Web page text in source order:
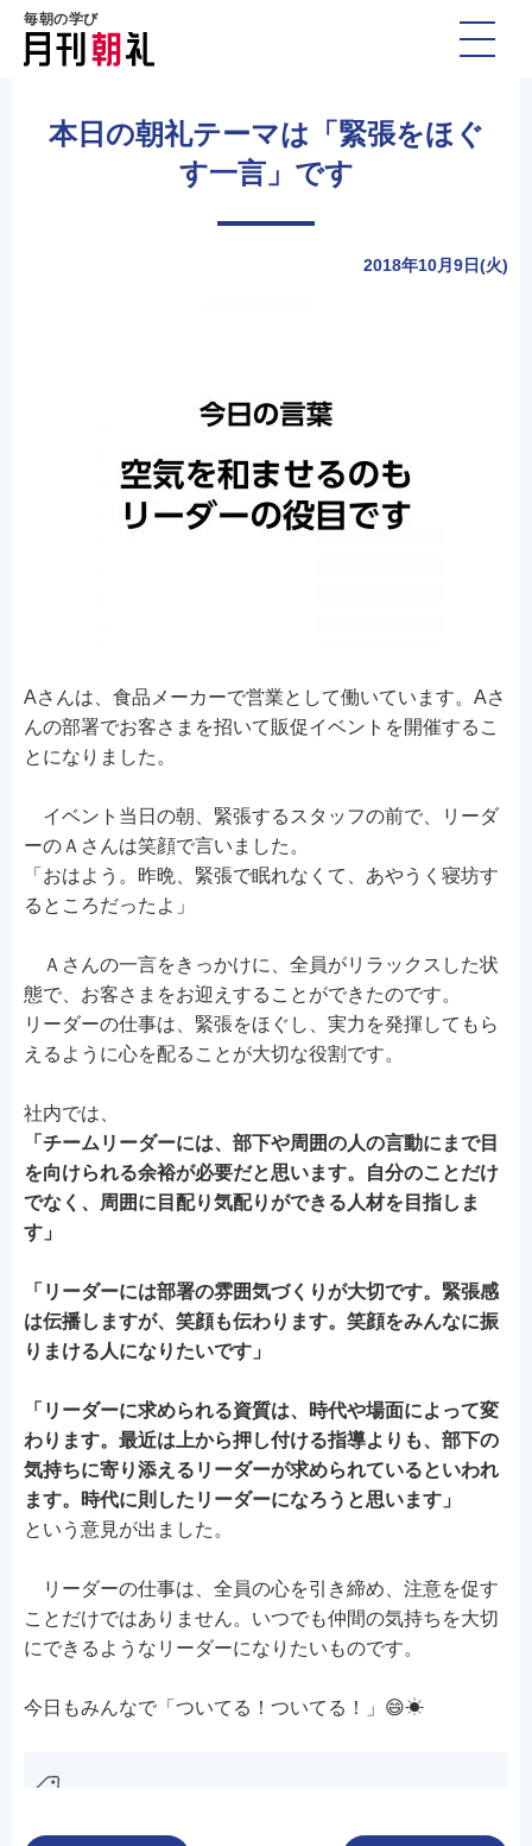
毎朝の学び
本日の朝礼テーマは「緊張をほぐ
す一言」です
2018年10月9日(火)
Aさんは、食品メーカーで営業として働いています。Aさ
んの部署でお客さまを招いて販促イベントを開催するこ
とになりました。
イベント当日の朝、緊張するスタッフの前で、リーダ
ーのＡさんは笑顔で言いました。
「おはよう。昨晩、緊張で眠れなくて、あやうく寝坊す
るところだったよ」
Ａさんの一言をきっかけに、全員がリラックスした状
態で、お客さまをお迎えすることができたのです。
リーダーの仕事は、緊張をほぐし、実力を発揮してもら
えるように心を配ることが大切な役割です。
社内では、
「チームリーダーには、部下や周囲の人の言動にまで目
を向けられる余裕が必要だと思います。自分のことだけ
でなく、周囲に目配り気配りができる人材を目指しま
す」
「リーダーには部署の雰囲気づくりが大切です。緊張感
は伝播しますが、笑顔も伝わります。笑顔をみんなに振
りまける人になりたいです」
「リーダーに求められる資質は、時代や場面によって変
わります。最近は上から押し付ける指導よりも、部下の
気持ちに寄り添えるリーダーが求められているといわれ
ます。時代に則したリーダーになろうと思います」
という意見が出ました。
リーダーの仕事は、全員の心を引き締め、注意を促す
ことだけではありません。いつでも仲間の気持ちを大切
にできるようなリーダーになりたいものです。
今日もみんなで「ついてる！ついてる！」😄☀